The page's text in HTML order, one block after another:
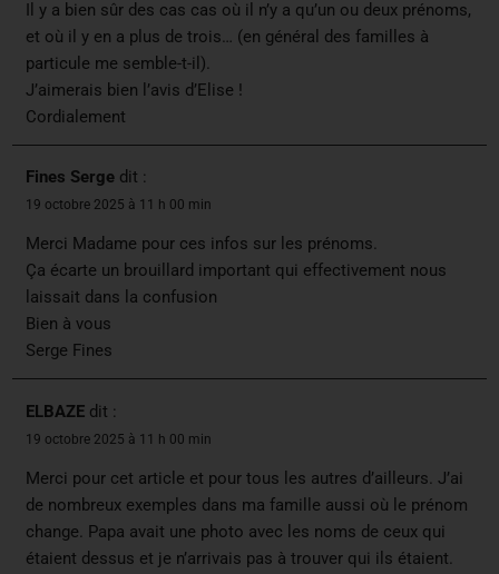
Il y a bien sûr des cas cas où il n’y a qu’un ou deux prénoms,
et où il y en a plus de trois… (en général des familles à
particule me semble-t-il).
J’aimerais bien l’avis d’Elise !
Cordialement
Fines Serge dit :
19 octobre 2025 à 11 h 00 min
Merci Madame pour ces infos sur les prénoms.
Ça écarte un brouillard important qui effectivement nous
laissait dans la confusion
Bien à vous
Serge Fines
ELBAZE dit :
19 octobre 2025 à 11 h 00 min
Merci pour cet article et pour tous les autres d’ailleurs. J’ai
de nombreux exemples dans ma famille aussi où le prénom
change. Papa avait une photo avec les noms de ceux qui
étaient dessus et je n’arrivais pas à trouver qui ils étaient.